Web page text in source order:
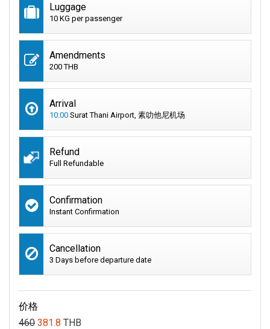
Luggage
10 KG per passenger
Amendments
200 THB
Arrival
10:00 Surat Thani Airport, 素叻他尼机场
Refund
Full Refundable
Confirmation
Instant Confirmation
Cancellation
3 Days before departure date
价格
460 381.8 THB